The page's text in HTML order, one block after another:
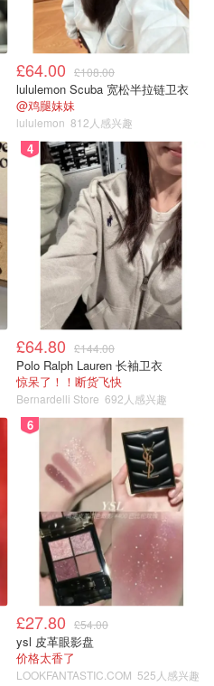
Card，而且现在有一
月卡 （ 申请点这），能以
，3个月后可以随时取消，推
免费月卡。所有2D电影都随
等羊毛不薅更待何时？
，版权属于原作者
一家电影院线，从1934年成
的门店数量不多，全英共有
引了许多电影爱好者。
影和独立电影，是文艺青年
艺术活动放映，比如今年有
家歌剧院和莫斯科大剧院波
£64.00 £108.00
lululemon Scuba 宽松半拉链卫衣
@鸡腿妹妹
lululemon 812人感兴趣
4
£64.80 £144.00
Polo Ralph Lauren 长袖卫衣
惊呆了！！断货飞快
Bernardelli Store 692人感兴趣
6
£27.80 £54.00
ysl 皮革眼影盘
价格太香了
LOOKFANTASTIC.COM 525人感兴趣